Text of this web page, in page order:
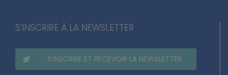
S’INSCRIRE À LA NEWSLETTER
S’INSCRIRE ET RECEVOIR LA NEWSLETTER